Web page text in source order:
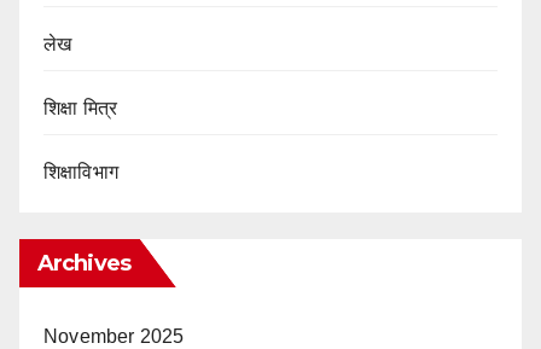
लेख
शिक्षा मित्र
शिक्षाविभाग
Archives
November 2025